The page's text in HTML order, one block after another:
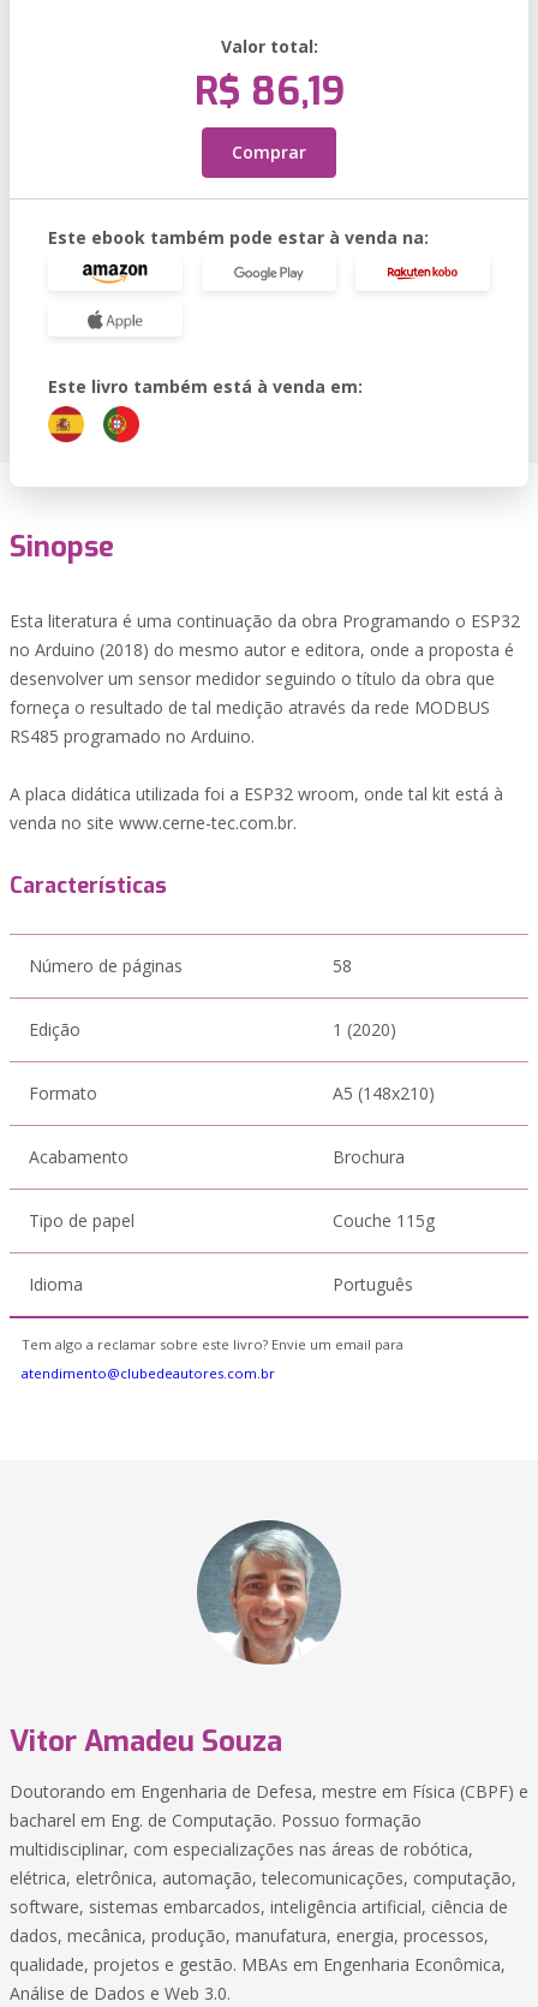
Valor total:
R$ 86,19
Comprar
Este ebook também pode estar à venda na:
Este livro também está à venda em:
Sinopse
Esta literatura é uma continuação da obra Programando o ESP32
no Arduino (2018) do mesmo autor e editora, onde a proposta é
desenvolver um sensor medidor seguindo o título da obra que
forneça o resultado de tal medição através da rede MODBUS
RS485 programado no Arduino.
A placa didática utilizada foi a ESP32 wroom, onde tal kit está à
venda no site www.cerne-tec.com.br.
Características
Número de páginas 58
Edição 1 (2020)
Formato A5 (148x210)
Acabamento Brochura
Tipo de papel Couche 115g
Idioma Português
Tem algo a reclamar sobre este livro? Envie um email para
atendimento@clubedeautores.com.br
Vitor Amadeu Souza
Doutorando em Engenharia de Defesa, mestre em Física (CBPF) e
bacharel em Eng. de Computação. Possuo formação
multidisciplinar, com especializações nas áreas de robótica,
elétrica, eletrônica, automação, telecomunicações, computação,
software, sistemas embarcados, inteligência artificial, ciência de
dados, mecânica, produção, manufatura, energia, processos,
qualidade, projetos e gestão. MBAs em Engenharia Econômica,
Análise de Dados e Web 3.0.